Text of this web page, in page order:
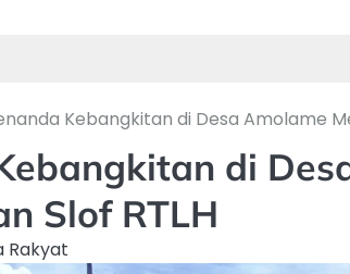
Kebangkitan di Desa Amolame
di
Slof RTLH
Rakyat